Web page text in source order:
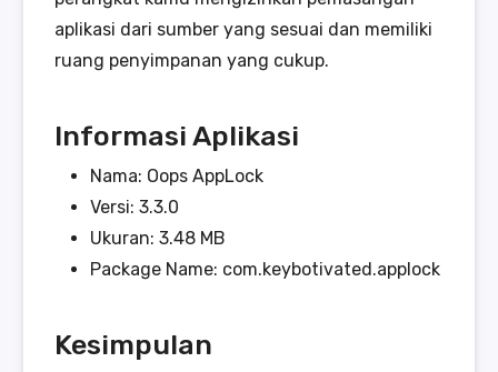
aplikasi dari sumber yang sesuai dan memiliki
ruang penyimpanan yang cukup.
Informasi Aplikasi
Nama: Oops AppLock
Versi: 3.3.0
Ukuran: 3.48 MB
Package Name: com.keybotivated.applock
Kesimpulan